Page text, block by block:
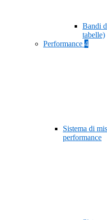
Bandi
tabelle)
Performance 4
Sistema di
performance